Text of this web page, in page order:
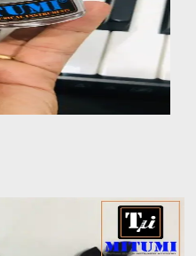
không ạ
tiệc gia đình, ban nhạc, ca
SX900 PSR-SX920 tại
Đàn Organ Yamaha Tận Nhà
Dụng Đàn Organ/Keyboard